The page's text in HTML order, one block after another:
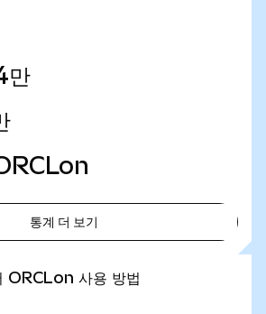
통계 더 보기
사용 방법